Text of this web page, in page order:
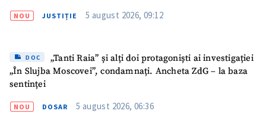
NOU JUSTIȚIE 5 august 2026, 09:12
DOC
„Tanti Raia” și alți doi protagoniști ai investigației
„În Slujba Moscovei”, condamnați. Ancheta ZdG – la baza
sentinței
NOU DOSAR 5 august 2026, 06:36